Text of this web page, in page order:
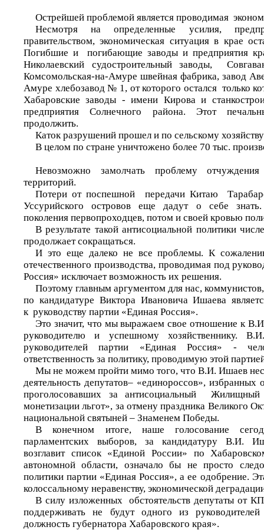
Острейшей проблемой является проводимая
Несмотря на определенные усилия,
правительством, экономическая ситуация в крае
Погибшие и погибающие заводы и предприятия
Николаевский судостроительный заводы,
Комсомольская-на-Амуре швейная фабрика, завод
Амуре хлебозавод № 1, от которого остался только
Хабаровские заводы - имени Кирова и
предприятия Солнечного района. Этот
продолжить.
Каток разрушений прошел и по сельскому
В целом по стране уничтожено более 70 тыс.
Невозможно замолчать проблему
территорий.
Потери от поспешной передачи Китаю
Уссурийского островов еще дадут о себе
поколения первопроходцев, потом и своей кровью
В результате такой антисоциальной политики
продолжает сокращаться.
И это еще далеко не все проблемы. К
отечественного производства, проводимая под
Россия» исключает возможность их решения.
Поэтому главным аргументом для нас,
по кандидатуре Виктора Ивановича Ишаева
к руководству партии «Единая Россия».
Это значит, что мы выражаем свое отношение к
руководителю и успешному хозяйственнику.
руководителей партии «Единая Россия» -
ответственность за политику, проводимую этой
Мы не можем пройти мимо того, что В.И. Ишаев
деятельность депутатов– «единороссов», избранных
проголосовавших за антисоциальный
монетизации льгот», за отмену праздника Великого
национальной святыней – Знаменем Победы.
В конечном итоге, наше голосование
парламентских выборов, за кандидатуру В.И.
возглавит список «Единой России» по
автономной области, означало бы не просто
политики партии «Единая Россия», а ее одобрение.
колоссальному неравенству, экономической
В силу изложенных обстоятельств депутаты от
поддерживать не будут одного из
должность губернатора Хабаровского края».